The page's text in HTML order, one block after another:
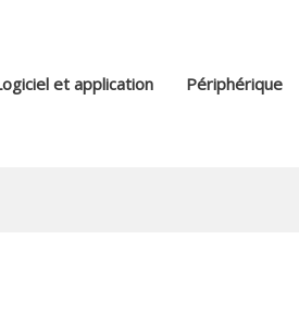
et application Périphérique